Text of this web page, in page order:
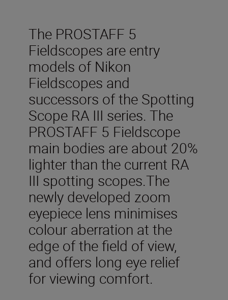
The PROSTAFF 5
Fieldscopes are entry
models of Nikon
Fieldscopes and
successors of the Spotting
Scope RA III series. The
PROSTAFF 5 Fieldscope
main bodies are about 20%
lighter than the current RA
III spotting scopes.The
newly developed zoom
eyepiece lens minimises
colour aberration at the
edge of the field of view,
and offers long eye relief
for viewing comfort.